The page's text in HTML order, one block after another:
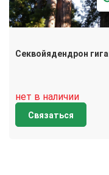
Секвойядендрон
нет в наличии
Связаться